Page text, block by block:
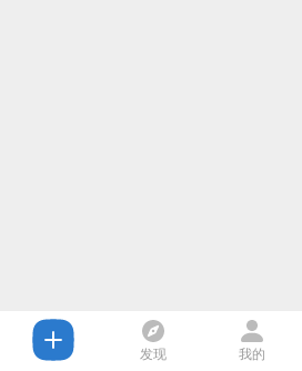
发现 我的